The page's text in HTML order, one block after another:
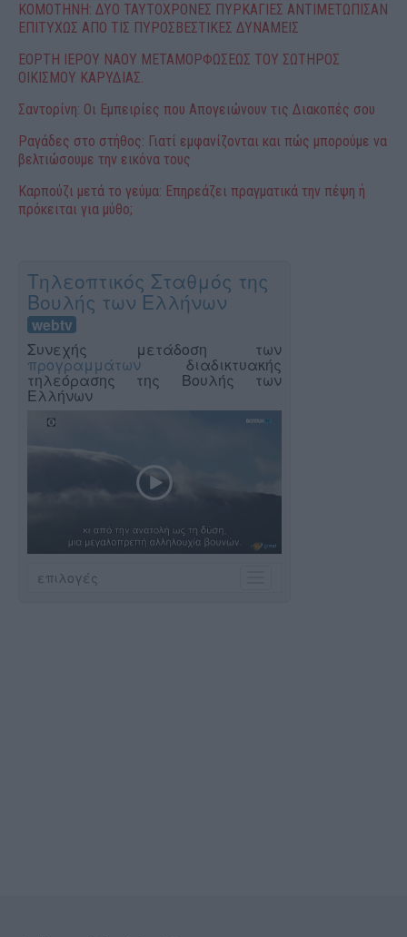
ΚΟΜΟΤΗΝΗ: ΔΥΟ ΤΑΥΤΟΧΡΟΝΕΣ ΠΥΡΚΑΓΙΕΣ ΑΝΤΙΜΕΤΩΠΙΣΑΝ
ΕΠΙΤΥΧΩΣ ΑΠΟ ΤΙΣ ΠΥΡΟΣΒΕΣΤΙΚΕΣ ΔΥΝΑΜΕΙΣ
ΕΟΡΤΗ ΙΕΡΟΥ ΝΑΟΥ ΜΕΤΑΜΟΡΦΩΣΕΩΣ ΤΟΥ ΣΩΤΗΡΟΣ
ΟΙΚΙΣΜΟΥ ΚΑΡΥΔΙΑΣ.
Σαντορίνη: Οι Εμπειρίες που Απογειώνουν τις Διακοπές σου
Ραγάδες στο στήθος: Γιατί εμφανίζονται και πώς μπορούμε να
βελτιώσουμε την εικόνα τους
Καρπούζι μετά το γεύμα: Επηρεάζει πραγματικά την πέψη ή
πρόκειται για μύθο;